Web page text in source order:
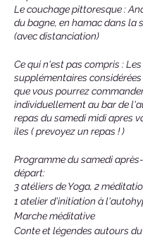
Le couchage pittoresque :
du bagne, en hamac dans la
(avec distanciation)
Ce qui n'est pas compris :
supplémentaires
que vous pourrez
individuellement au bar de
repas du samedi midi apres
iles ( prevoyez un repas ! )
Programme du samedi
départ:
3 atéliers de Yoga, 2
1 atelier d'initiation à
Marche méditative
Conte et légendes autours